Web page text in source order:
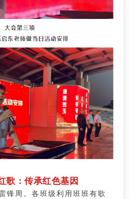
歌：传承红色基因
锋周。各班级利用班班有歌